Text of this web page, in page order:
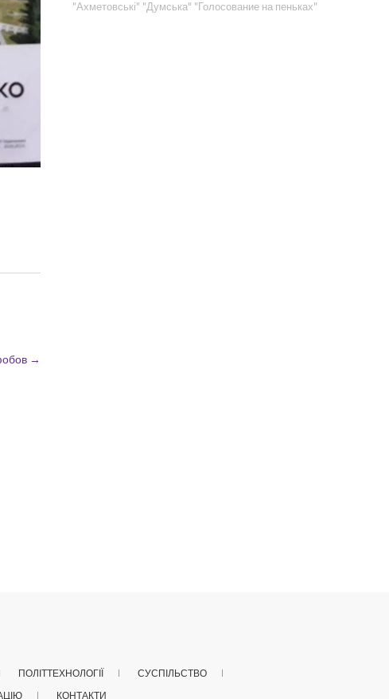
→
"Ахметовські" "Думська" "Голосование на пеньках"
ПОЛІТТЕХНОЛОГІЇ
СУСПІЛЬСТВО
КОНТАКТИ